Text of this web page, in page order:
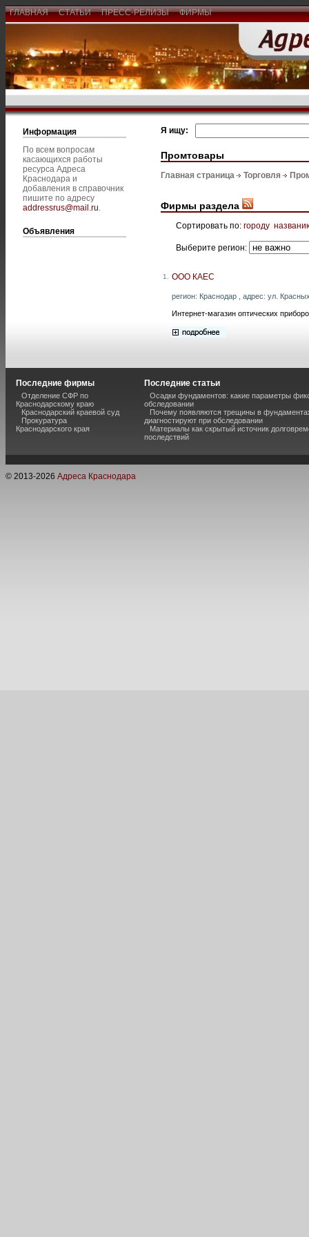
ГЛАВНАЯ СТАТЬИ ПРЕСС-РЕЛИЗЫ ФИРМЫ
Информация
По всем вопросам
касающихся работы
ресурса Адреса
Краснодара и
добавления в справочник
пишите по адресу
addressrus@mail.ru.
Объявления
Я ищу:
Промтовары
Главная страница Торговля
Фирмы раздела
Сортировать по: городу
Выберите регион:
1. ООО КАЕС
регион: Краснодар , адрес: ул.
Интернет-магазин оптических
Последние фирмы
Отделение СФР по
Краснодарскому краю
Краснодарский краевой суд
Прокуратура
Краснодарского края
Последние статьи
Осадки фундаментов: какие параметры
обследовании
Почему появляются трещины в
диагностируют при обследовании
Материалы как скрытый источник
последствий
© 2013-2026 Адреса Краснодара